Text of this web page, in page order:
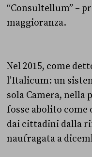
“Consultellum” –
maggioranza.
Nel 2015, come
l’Italicum: un
sola Camera, nella
fosse abolito
dai cittadini dalla
naufragata a